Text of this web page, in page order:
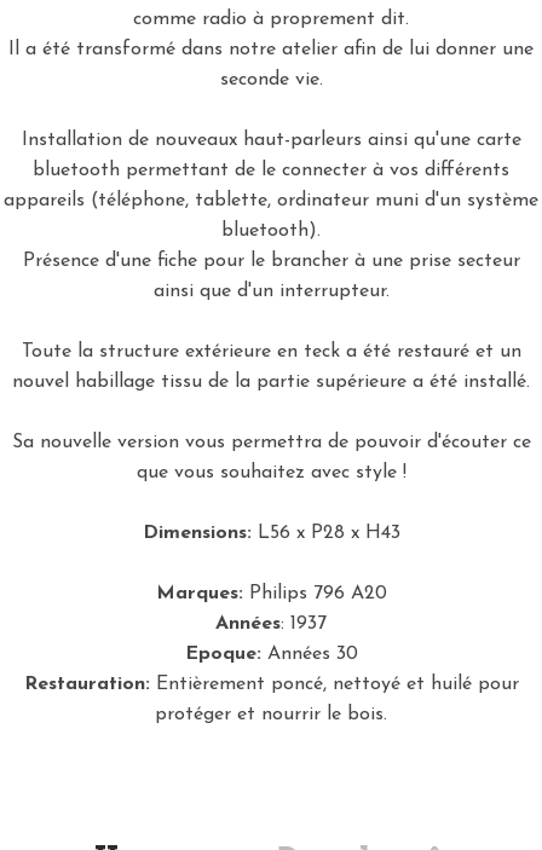
comme radio à proprement dit.
Il a été transformé dans notre atelier afin de lui donner une
seconde vie.
Installation de nouveaux haut-parleurs ainsi qu'une carte
bluetooth permettant de le connecter à vos différents
appareils (téléphone, tablette, ordinateur muni d'un système
bluetooth).
Présence d'une fiche pour le brancher à une prise secteur
ainsi que d'un interrupteur.
Toute la structure extérieure en teck a été restauré et un
nouvel habillage tissu de la partie supérieure a été installé.
Sa nouvelle version vous permettra de pouvoir d'écouter ce
que vous souhaitez avec style !
Dimensions: L56 x P28 x H43
Marques: Philips 796 A20
Années: 1937
Epoque: Années 30
Restauration: Entièrement poncé, nettoyé et huilé pour
protéger et nourrir le bois.